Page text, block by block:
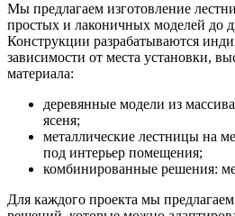
Мы предлагаем изготовление
простых и лаконичных моделей до
Конструкции разрабатываются
зависимости от места установки,
материала:
деревянные модели из
ясеня;
металлические лестницы на
под интерьер помещения;
комбинированные решения:
Для каждого проекта мы